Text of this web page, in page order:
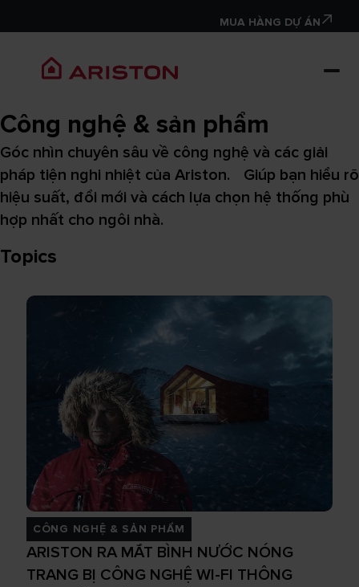
MUA HÀNG DỰ ÁN
Công nghệ & sản phẩm
Góc nhìn chuyên sâu về công nghệ và các giải
pháp tiện nghi nhiệt của Ariston. Giúp bạn hiểu rõ
hiệu suất, đổi mới và cách lựa chọn hệ thống phù
hợp nhất cho ngôi nhà.
Topics
CÔNG NGHỆ & SẢN PHẨM
ARISTON RA MẮT BÌNH NƯỚC NÓNG
TRANG BỊ CÔNG NGHỆ WI-FI THÔNG